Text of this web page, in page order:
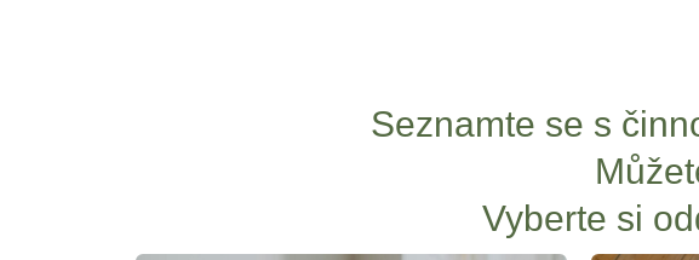
Seznamte se s
Vyberte si